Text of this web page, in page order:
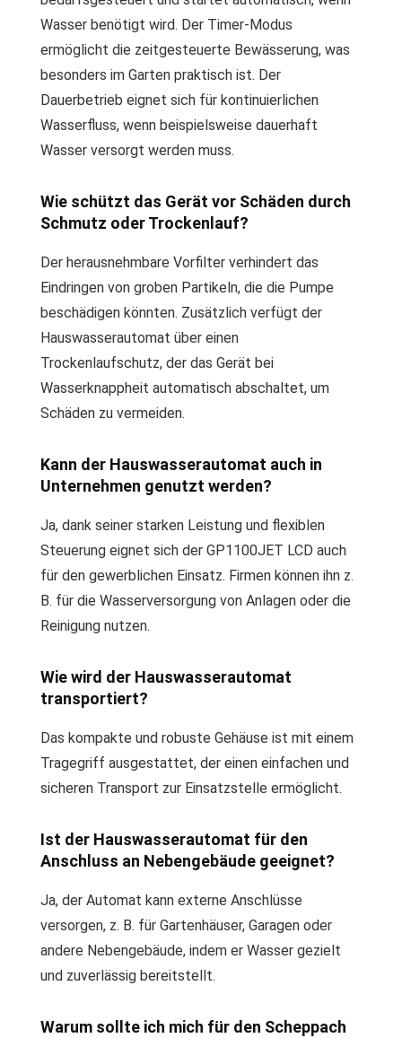
Wasser benötigt wird. Der Timer-Modus
ermöglicht die zeitgesteuerte Bewässerung, was
besonders im Garten praktisch ist. Der
Dauerbetrieb eignet sich für kontinuierlichen
Wasserfluss, wenn beispielsweise dauerhaft
Wasser versorgt werden muss.
Wie schützt das Gerät vor Schäden durch
Schmutz oder Trockenlauf?
Der herausnehmbare Vorfilter verhindert das
Eindringen von groben Partikeln, die die Pumpe
beschädigen könnten. Zusätzlich verfügt der
Hauswasserautomat über einen
Trockenlaufschutz, der das Gerät bei
Wasserknappheit automatisch abschaltet, um
Schäden zu vermeiden.
Kann der Hauswasserautomat auch in
Unternehmen genutzt werden?
Ja, dank seiner starken Leistung und flexiblen
Steuerung eignet sich der GP1100JET LCD auch
für den gewerblichen Einsatz. Firmen können ihn z.
B. für die Wasserversorgung von Anlagen oder die
Reinigung nutzen.
Wie wird der Hauswasserautomat
transportiert?
Das kompakte und robuste Gehäuse ist mit einem
Tragegriff ausgestattet, der einen einfachen und
sicheren Transport zur Einsatzstelle ermöglicht.
Ist der Hauswasserautomat für den
Anschluss an Nebengebäude geeignet?
Ja, der Automat kann externe Anschlüsse
versorgen, z. B. für Gartenhäuser, Garagen oder
andere Nebengebäude, indem er Wasser gezielt
und zuverlässig bereitstellt.
Warum sollte ich mich für den Scheppach